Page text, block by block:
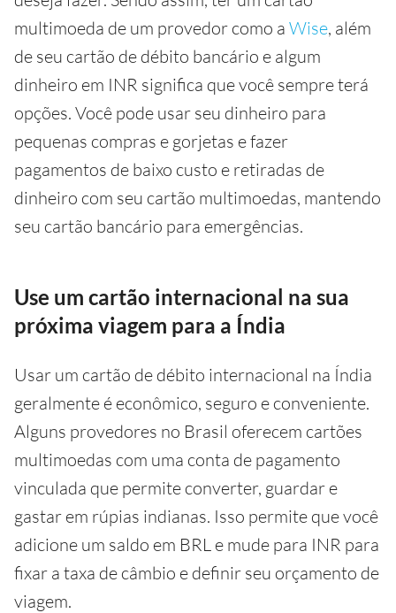
multimoeda de um provedor como a Wise, além
de seu cartão de débito bancário e algum
dinheiro em INR significa que você sempre terá
opções. Você pode usar seu dinheiro para
pequenas compras e gorjetas e fazer
pagamentos de baixo custo e retiradas de
dinheiro com seu cartão multimoedas, mantendo
seu cartão bancário para emergências.
Use um cartão internacional na sua
próxima viagem para a Índia
Usar um cartão de débito internacional na Índia
geralmente é econômico, seguro e conveniente.
Alguns provedores no Brasil oferecem cartões
multimoedas com uma conta de pagamento
vinculada que permite converter, guardar e
gastar em rúpias indianas. Isso permite que você
adicione um saldo em BRL e mude para INR para
fixar a taxa de câmbio e definir seu orçamento de
viagem.